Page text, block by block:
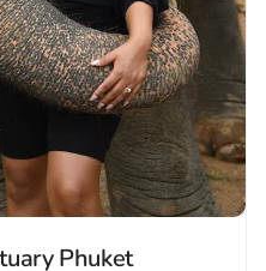
Phuket